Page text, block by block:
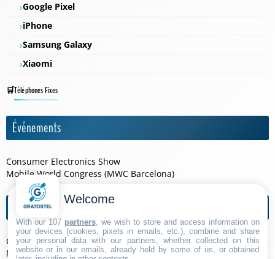
Google Pixel
iPhone
Samsung Galaxy
Xiaomi
Téléphones Fixes
Événements
Consumer Electronics Show
Mobile World Congress (MWC Barcelona)
Agendas de l'année
Consumer Electronics Show 2026
Mobile World Congress (MWC Barcelona) 2026
Welcome
With our 107 partners, we wish to store and access information on
your devices (cookies, pixels in emails, etc.), combine and share
your personal data with our partners, whether collected on this
website or in our emails, already held by some of us, or obtained